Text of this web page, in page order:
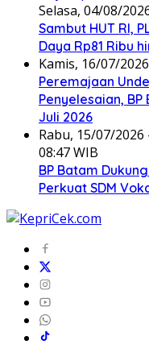
Selasa, 04/08/
Sambut HUT RI,
Daya Rp81 Ribu
Kamis, 16/07/
Peremajaan
Penyelesaian,
Juli 2026
Rabu, 15/07/2026
08:47 WIB
BP Batam
Perkuat SDM